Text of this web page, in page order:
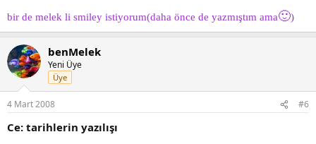
bir de melek li smiley istiyorum(daha önce de yazmıştım ama🙂)
benMelek
Yeni Üye
Üye
4 Mart 2008 #6
Ce: tarihlerin yazılışı